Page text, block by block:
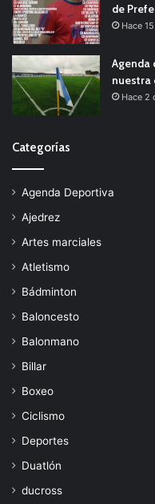
de
Hace
Agenda
nuestra
Hace 2
Categorías
Agenda Deportiva
Ajedrez
Artes marciales
Atletismo
Bádminton
Baloncesto
Balonmano
Billar
Boxeo
Ciclismo
Deportes
Duatlón
ducross